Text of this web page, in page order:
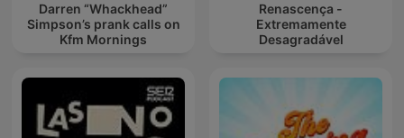
Darren “Whackhead”
Simpson’s prank calls on
Kfm Mornings
Renascença -
Extremamente
Desagradável